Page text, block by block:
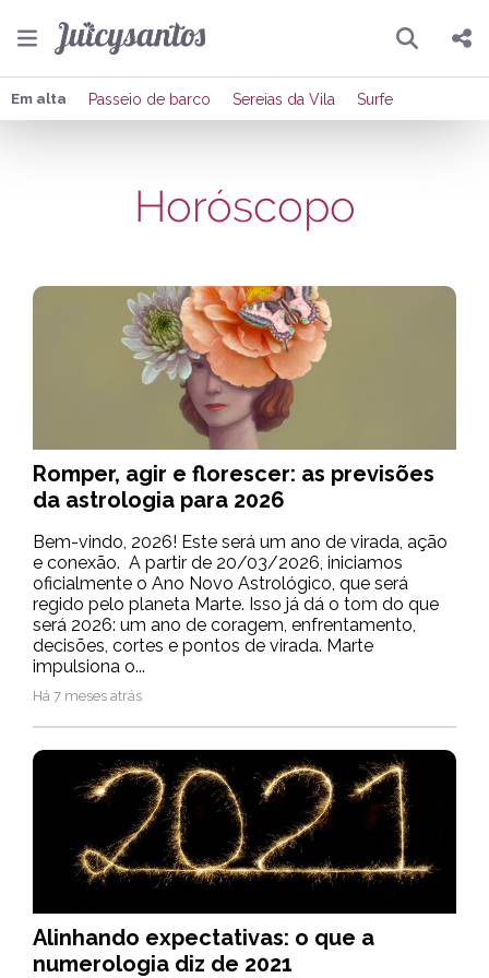
Pesquisar
Compartilhar
Enviar por Whatsapp
Em alta Passeio de barco Sereias da Vila Surfe
Horóscopo
Romper, agir e florescer: as previsões
da astrologia para 2026
Bem-vindo, 2026! Este será um ano de virada, ação
e conexão. A partir de 20/03/2026, iniciamos
oficialmente o Ano Novo Astrológico, que será
regido pelo planeta Marte. Isso já dá o tom do que
será 2026: um ano de coragem, enfrentamento,
decisões, cortes e pontos de virada. Marte
impulsiona o...
Há 7 meses atrás
Alinhando expectativas: o que a
numerologia diz de 2021